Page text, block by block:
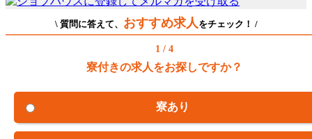
\ 質問に答えて、 おすすめ求人 をチェック！ /
1 / 4
寮付きの求人をお探しですか？
寮あり